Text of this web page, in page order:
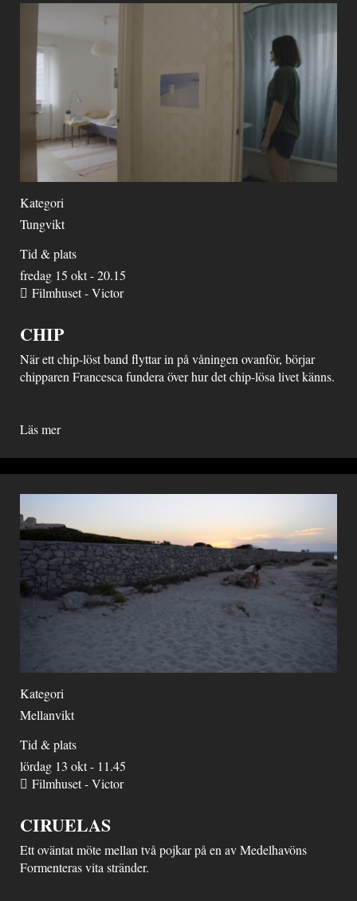
Kategori
Tungvikt
Tid & plats
fredag 15 okt - 20.15
Filmhuset - Victor
CHIP
När ett chip-löst band flyttar in på våningen ovanför, börjar
chipparen Francesca fundera över hur det chip-lösa livet känns.
Läs mer
Kategori
Mellanvikt
Tid & plats
lördag 13 okt - 11.45
Filmhuset - Victor
CIRUELAS
Ett oväntat möte mellan två pojkar på en av Medelhavöns
Formenteras vita stränder.